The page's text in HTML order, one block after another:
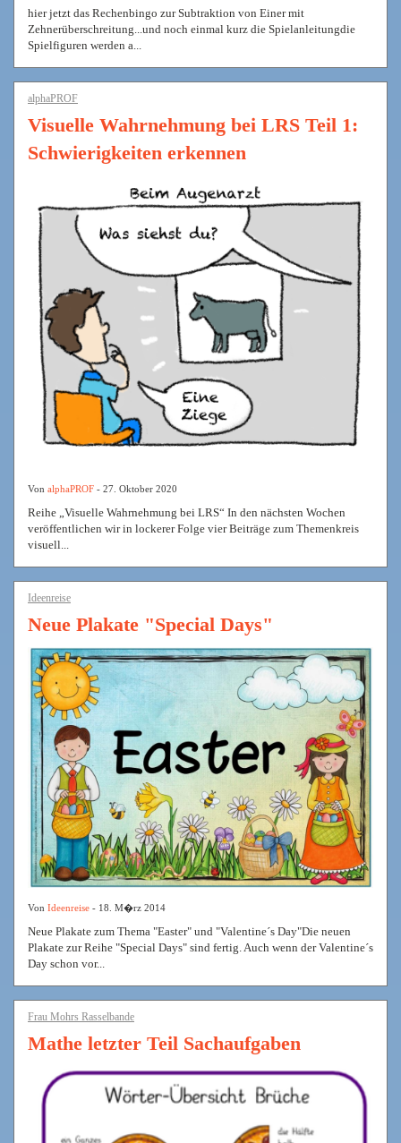
hier jetzt das Rechenbingo zur Subtraktion von Einer mit
Zehnerüberschreitung...und noch einmal kurz die Spielanleitungdie
Spielfiguren werden a...
alphaPROF
Visuelle Wahrnehmung bei LRS Teil 1:
Schwierigkeiten erkennen
Von alphaPROF - 27. Oktober 2020
Reihe „Visuelle Wahrnehmung bei LRS“ In den nächsten Wochen
veröffentlichen wir in lockerer Folge vier Beiträge zum Themenkreis
visuell...
Ideenreise
Neue Plakate "Special Days"
Von Ideenreise - 18. M�rz 2014
Neue Plakate zum Thema "Easter" und "Valentine´s Day"Die neuen
Plakate zur Reihe "Special Days" sind fertig. Auch wenn der Valentine´s
Day schon vor...
Frau Mohrs Rasselbande
Mathe letzter Teil Sachaufgaben